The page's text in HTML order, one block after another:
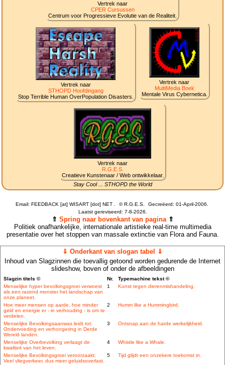
Vertrek naar
CPER Cursussen
Centrum voor Progressieve Evolutie van de Realiteit.
Vertrek naar
STHOPD Hoofdingang
Stop Terrible Human OverPopulation Disasters.
Vertrek naar
MultiMedia Boek
Mentale Virus Cybernetica.
Vertrek naar
R.G.E.S.
Creatieve Kunstenaar / Web ontwikkelaar.
Stay Cool ... STHOPD the World
Email: FEEDBACK [at] WISART [dot] NET . ©R.G.E.S.
Gecreëerd: 01-April-2006.
Laatst gereviseerd: 7-8-2026.
⇑ Spring naar bovenkant van pagina⇑
Politiek onafhankelijke, internationale artistieke real-time multimedia
presentatie over het stoppen van massale extinctie van Flora and Fauna.
⇓ Onderkant van slogan tabel ⇓
Inhoud van Slagzinnen die toevallig getoond worden gedurende de Internet
slideshow, boven of onder de afbeeldingen
Slagzin titels © Nr.
Typemachine tekst ©
Menselijke hyper bevolkingsgroei verwoest
als een razend monster het landschap van
onze planeet.
1 Kunst tegen dierenmishandeling.
Hoe meer mensen op aarde, hoe minder
geld en energie er - in verhouding - is om te
verdelen.
2 Humm like a Hummingbird.
Menselijke Bevolkingsaanwas leidt tot:
Ondervoeding en verhongering in Derde
Wereld landen.
3 Ontsnap aan de harde werkelijkheid.
Menselijke Overbevolking verlaagt de
kwaliteit van het leven.
4 Whistle like a Whale.
Menselijke Bevolkingsgroei veroorzaakt:
Veel vliegverkeer, dus meer geluidsoverlast.
5 Tijd glijdt een onzekere toekomst in.